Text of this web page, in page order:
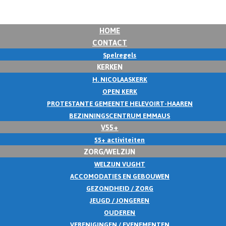
HOME
CONTACT
Spelregels
KERKEN
H. NICOLAASKERK
OPEN KERK
PROTESTANTE GEMEENTE HELEVOIRT-HAAREN
BEZINNINGSCENTRUM EMMAUS
V55+
55+ activiteiten
ZORG/WELZIJN
WELZIJN VUGHT
ACCOMODATIES EN GEBOUWEN
GEZONDHEID / ZORG
JEUGD / JONGEREN
OUDEREN